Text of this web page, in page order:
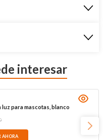
interesar
para mascotas, blanco
AHORA